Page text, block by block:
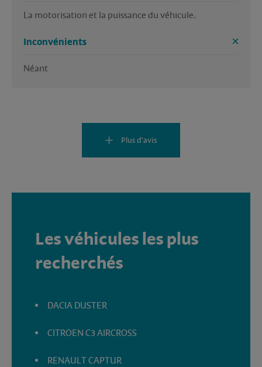
La motorisation et la puissance du véhicule.
Inconvénients
Néant
Plus d'avis
Les véhicules les plus
recherchés
DACIA DUSTER
CITROEN C3 AIRCROSS
RENAULT CAPTUR